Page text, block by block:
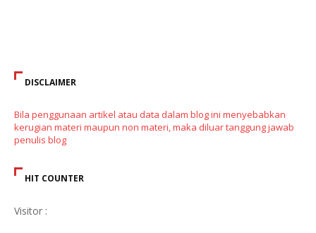
DISCLAIMER
Bila penggunaan artikel atau data dalam blog ini menyebabkan
kerugian materi maupun non materi, maka diluar tanggung jawab
penulis blog
HIT COUNTER
Visitor :